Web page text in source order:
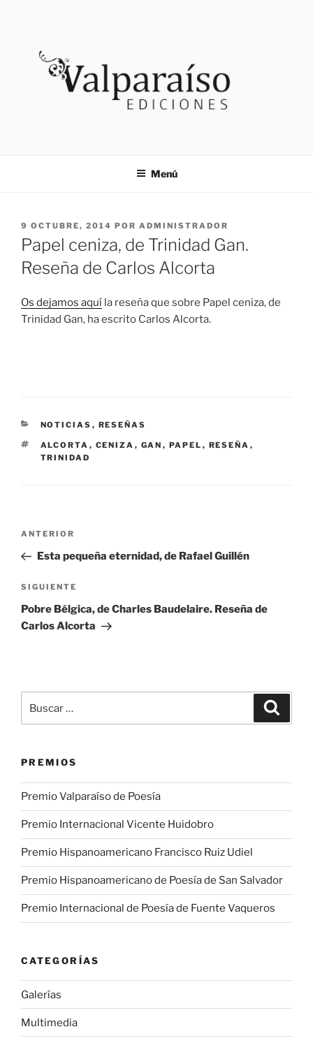
VALPARAISO EDICIONES
Menú
PUBLICADO
EL
9 OCTUBRE, 2014 POR ADMINISTRADOR
Papel ceniza, de Trinidad Gan.
Reseña de Carlos Alcorta
Os dejamos aquí la reseña que sobre Papel ceniza, de
Trinidad Gan, ha escrito Carlos Alcorta.
CATEGORÍAS
NOTICIAS , RESEÑAS
ETIQUETAS
ALCORTA , CENIZA , GAN , PAPEL , RESEÑA ,
TRINIDAD
Navegación
entradas
Entrada
anterior:
ANTERIOR
Esta pequeña eternidad, de Rafael Guillén
Siguiente
entrada
SIGUIENTE
Pobre Bélgica, de Charles Baudelaire. Reseña de
Carlos Alcorta
por:
PREMIOS
Premio Valparaíso de Poesía
Premio Internacional Vicente Huidobro
Premio Hispanoamericano Francisco Ruiz Udiel
Premio Hispanoamericano de Poesía de San Salvador
Premio Internacional de Poesía de Fuente Vaqueros
CATEGORÍAS
Galerías
Multimedia